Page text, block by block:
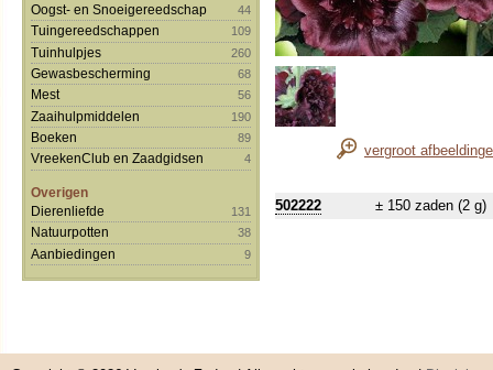
Oogst- en Snoeigereedschap
44
Tuingereedschappen 109
Tuinhulpjes 260
Gewasbescherming 68
Mest 56
Zaaihulpmiddelen 190
Boeken 89
VreekenClub en Zaadgidsen 4
Overigen
Dierenliefde
131
Natuurpotten 38
Aanbiedingen 9
vergroot
502222 ± 150 zaden (2 g)